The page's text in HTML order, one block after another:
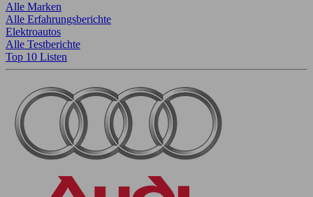
Alle Marken
Alle Erfahrungsberichte
Elektroautos
Alle Testberichte
Top 10 Listen